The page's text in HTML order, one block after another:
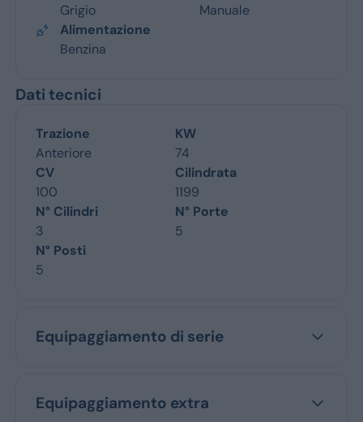
Grigio
Manuale
Alimentazione
Benzina
Dati tecnici
Trazione
Anteriore
KW
74
CV
100
Cilindrata
1199
N° Cilindri
3
N° Porte
5
N° Posti
5
Equipaggiamento di serie
Equipaggiamento extra